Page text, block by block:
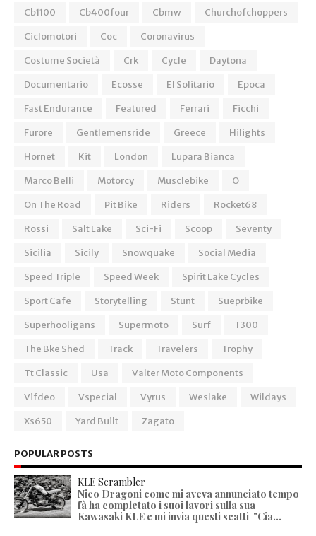
Cb1100
Cb400four Cbmw
Churchofchoppers
Ciclomotori
Coc
Coronavirus
Costume Società
Crk Cycle
Daytona
Documentario
Ecosse El Solitario
Epoca
Fast Endurance
Featured Ferrari
Ficchi
Furore
Gentlemensride Greece
Hilights
Hornet
Kit London
Lupara Bianca
Marco Belli
Motorcy Musclebike
O
On The Road
Pit Bike Riders
Rocket68
Rossi
Salt Lake Sci-Fi Scoop
Seventy
Sicilia
Sicily Snowquake
Social Media
Speed Triple
Speed Week
Spirit Lake Cycles
Sport Cafe
Storytelling Stunt
Sueprbike
Superhooligans
Supermoto Surf
T300
The Bke Shed
Track Travelers
Trophy
Tt Classic
Usa
Valter Moto Components
Vifdeo
Vspecial Vyrus Weslake
Wildays
Xs650
Yard Built Zagato
POPULAR POSTS
KLE Scrambler
Nico Dragoni come mi aveva annunciato tempo
fà ha completato i suoi lavori sulla sua
Kawasaki KLE e mi invia questi scatti "Cia...